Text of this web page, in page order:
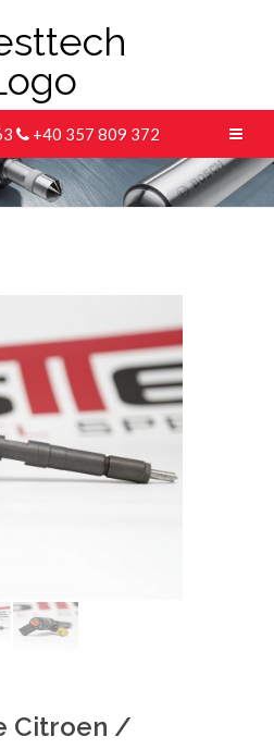
+40 357 809 372
Citroen /